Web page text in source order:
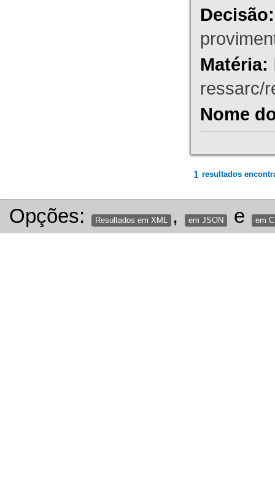
Decisão:
Matéria:
ressarc/
Nome
1 resultados
Opções: Resultados em XML , em JSON e em